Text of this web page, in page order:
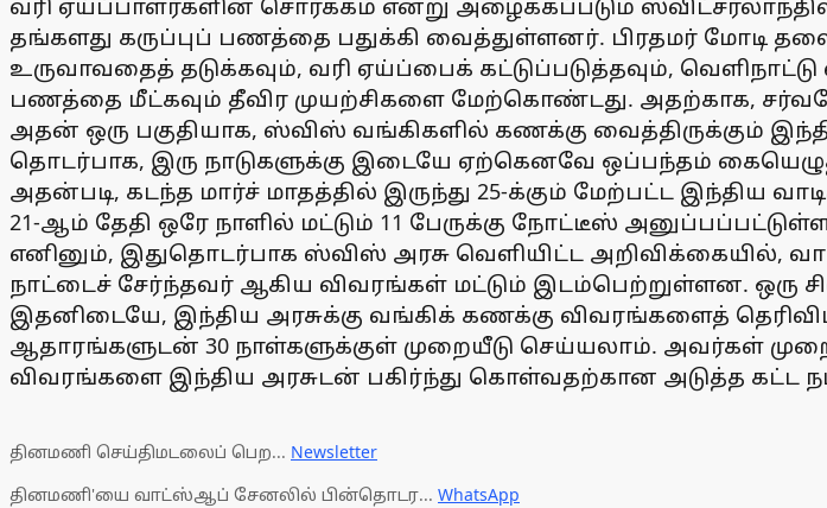
வரி ஏய்ப்பாளர்களின் சொர்க்கம் என்று அழைக்கப்படும்
தங்களது கருப்புப் பணத்தை பதுக்கி வைத்துள்ளனர். பிரதமர் மோடி
உருவாவதைத் தடுக்கவும், வரி ஏய்ப்பைக் கட்டுப்படுத்தவும்,
பணத்தை மீட்கவும் தீவிர முயற்சிகளை மேற்கொண்டது. அதற்காக,
அதன் ஒரு பகுதியாக, ஸ்விஸ் வங்கிகளில் கணக்கு வைத்திருக்கும்
தொடர்பாக, இரு நாடுகளுக்கு இடையே ஏற்கெனவே ஒப்பந்தம்
அதன்படி, கடந்த மார்ச் மாதத்தில் இருந்து 25-க்கும் மேற்பட்ட இந்திய
21-ஆம் தேதி ஒரே நாளில் மட்டும் 11 பேருக்கு நோட்டீஸ்
எனினும், இதுதொடர்பாக ஸ்விஸ் அரசு வெளியிட்ட அறிவிக்கையில்,
நாட்டைச் சேர்ந்தவர் ஆகிய விவரங்கள் மட்டும் இடம்பெற்றுள்ளன. ஒரு
இதனிடையே, இந்திய அரசுக்கு வங்கிக் கணக்கு விவரங்களைத்
ஆதாரங்களுடன் 30 நாள்களுக்குள் முறையீடு செய்யலாம். அவர்கள்
விவரங்களை இந்திய அரசுடன் பகிர்ந்து கொள்வதற்கான அடுத்த கட்ட
தினமணி செய்திமடலைப் பெற... Newsletter
தினமணி'யை வாட்ஸ்ஆப் சேனலில் பின்தொடர... WhatsApp